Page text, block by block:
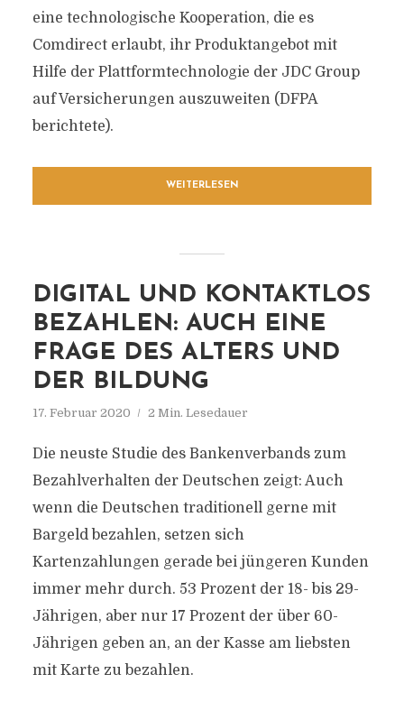
eine technologische Kooperation, die es
Comdirect erlaubt, ihr Produktangebot mit
Hilfe der Plattformtechnologie der JDC Group
auf Versicherungen auszuweiten (DFPA
berichtete).
WEITERLESEN
DIGITAL UND KONTAKTLOS
BEZAHLEN: AUCH EINE
FRAGE DES ALTERS UND
DER BILDUNG
17. Februar 2020 2 Min. Lesedauer
Die neuste Studie des Bankenverbands zum
Bezahlverhalten der Deutschen zeigt: Auch
wenn die Deutschen traditionell gerne mit
Bargeld bezahlen, setzen sich
Kartenzahlungen gerade bei jüngeren Kunden
immer mehr durch. 53 Prozent der 18- bis 29-
Jährigen, aber nur 17 Prozent der über 60-
Jährigen geben an, an der Kasse am liebsten
mit Karte zu bezahlen.